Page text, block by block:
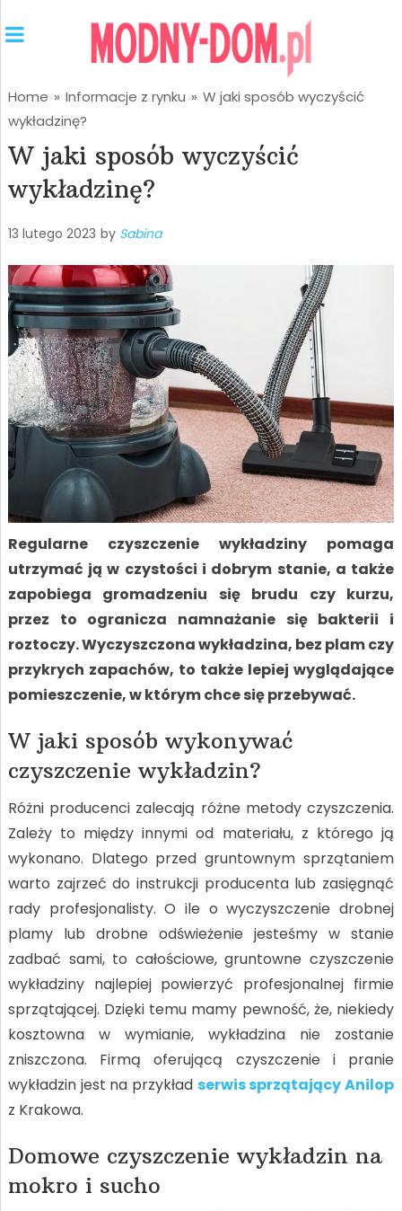
Home » Informacje z rynku » W jaki sposób wyczyścić
wykładzinę?
W jaki sposób wyczyścić
wykładzinę?
13 lutego 2023 by Sabina
Regularne czyszczenie wykładziny pomaga
utrzymać ją w czystości i dobrym stanie, a także
zapobiega gromadzeniu się brudu czy kurzu,
przez to ogranicza namnażanie się bakterii i
roztoczy. Wyczyszczona wykładzina, bez plam czy
przykrych zapachów, to także lepiej wyglądające
pomieszczenie, w którym chce się przebywać.
W jaki sposób wykonywać
czyszczenie wykładzin?
Różni producenci zalecają różne metody czyszczenia.
Zależy to między innymi od materiału, z którego ją
wykonano. Dlatego przed gruntownym sprzątaniem
warto zajrzeć do instrukcji producenta lub zasięgnąć
rady profesjonalisty. O ile o wyczyszczenie drobnej
plamy lub drobne odświeżenie jesteśmy w stanie
zadbać sami, to całościowe, gruntowne czyszczenie
wykładziny najlepiej powierzyć profesjonalnej firmie
sprzątającej. Dzięki temu mamy pewność, że, niekiedy
kosztowna w wymianie, wykładzina nie zostanie
zniszczona. Firmą oferującą czyszczenie i pranie
wykładzin jest na przykład serwis sprzątający Anilop
z Krakowa.
Domowe czyszczenie wykładzin na
mokro i sucho